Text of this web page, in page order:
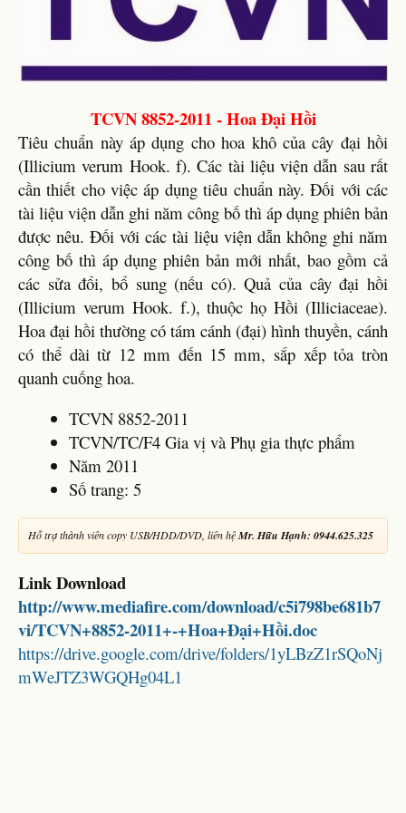
TCVN 8852-2011 - Hoa Đại Hồi
Tiêu chuẩn này áp dụng cho hoa khô của cây đại hồi
(Illicium verum Hook. f). Các tài liệu viện dẫn sau rất
cần thiết cho việc áp dụng tiêu chuẩn này. Đối với các
tài liệu viện dẫn ghi năm công bố thì áp dụng phiên bản
được nêu. Đối với các tài liệu viện dẫn không ghi năm
công bố thì áp dụng phiên bản mới nhất, bao gồm cả
các sửa đổi, bổ sung (nếu có). Quả của cây đại hồi
(Illicium verum Hook. f.), thuộc họ Hồi (Illiciaceae).
Hoa đại hồi thường có tám cánh (đại) hình thuyền, cánh
có thể dài từ 12 mm đến 15 mm, sắp xếp tỏa tròn
quanh cuống hoa.
TCVN 8852-2011
TCVN/TC/F4 Gia vị và Phụ gia thực phẩm
Năm 2011
Số trang: 5
Hỗ trợ thành viên copy USB/HDD/DVD, liên hệMr. Hữu Hạnh: 0944.625.325
Link Download
http://www.mediafire.com/download/c5i798be681b7
vi/TCVN+8852-2011+-+Hoa+Đại+Hồi.doc
https://drive.google.com/drive/folders/1yLBzZ1rSQoNj
mWeJTZ3WGQHg04L1